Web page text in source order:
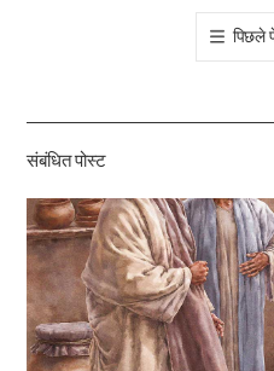
पिछले
संबंधित पोस्ट